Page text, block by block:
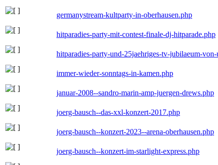
germanystream-kultparty-in-oberhausen.php
hitparadies-party-mit-contest-finale-dj-hitparade.php
hitparadies-party-und-25jaehriges-tv-jubilaeum-
immer-wieder-sonntags-in-kamen.php
januar-2008--sandro-marin-amp-juergen-drews.php
joerg-bausch--das-xxl-konzert-2017.php
joerg-bausch--konzert-2023--arena-oberhausen.php
joerg-bausch--konzert-im-starlight-express.php